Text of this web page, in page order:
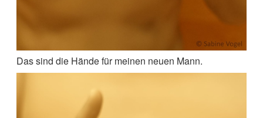
Das sind die Hände für meinen neuen Mann.